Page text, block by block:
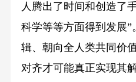
人腾出了时间和创造了
科学等等方面得到发展
辑、朝向全人类共同价
对齐才可能真正实现其